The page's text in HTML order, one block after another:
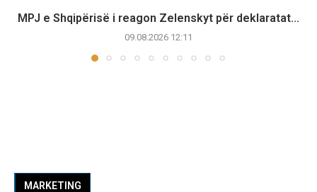
MPJ e Shqipërisë i reagon Zelenskyt për deklaratat...
09.08.2026 12:11
MARKETING